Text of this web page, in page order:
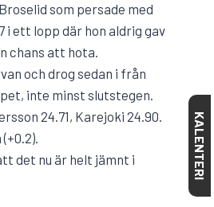
som persade med
i ett lopp där hon aldrig gav
chans att hota.
och drog sedan i från
inte minst slutstegen.
24.71, Karejoki 24.90.
det nu är helt jämnt i
KALENTERI